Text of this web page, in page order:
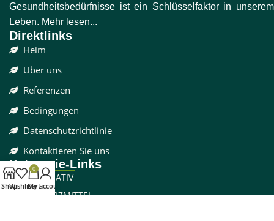
Gesundheitsbedürfnisse ist ein Schlüsselfaktor in unserem
Leben. Mehr lesen...
Direktlinks
Heim
Über uns
Referenzen
Bedingungen
Datenschutzrichtlinie
Kontaktieren Sie uns
Kategorie-Links
DISSOZIATIV
SCHMERZMITTEL
ShopWishlist
0
Cart
My account